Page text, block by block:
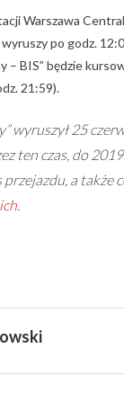
Warszawa
po godz.
BIS” będzie
21:59).
wyruszył 25
ten czas, do
a
.